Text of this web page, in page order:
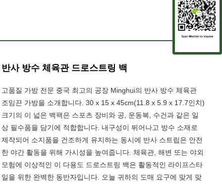
반사 방수 체육관 드로스트링 백
고품질 가방 전문 중국 최고의 공장 Minghui의 반사 방수 체육관
조임끈 가방을 소개합니다. 30 x 15 x 45cm(11.8 x 5.9 x 17.7인치)
크기의 이 넓은 백팩은 스포츠 장비와 공, 운동복, 수건과 같은 일
상 필수품을 담기에 적합합니다. 내구성이 뛰어나고 방수 소재로
제작되어 소지품을 건조하게 유지하는 동시에 반사 스트립은 안전
한 야간 활동을 위해 가시성을 높여줍니다. 체육관, 해변 또는 야외
모험에 이상적인 이 다용도 드로스트링 백은 활동적인 라이프스타
일을 위한 완벽한 동반자입니다. 오늘 귀하의 도매 요구에 맞게 맞